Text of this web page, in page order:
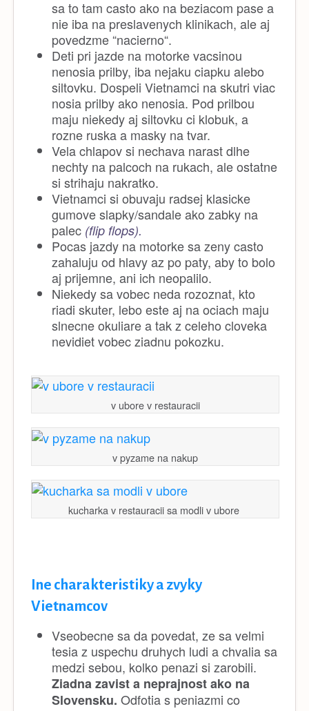
sa to tam casto ako na beziacom pase a
nie iba na preslavenych klinikach, ale aj
povedzme “nacierno“.
Deti pri jazde na motorke vacsinou
nenosia prilby, iba nejaku ciapku alebo
siltovku. Dospeli Vietnamci na skutri viac
nosia prilby ako nenosia. Pod prilbou
maju niekedy aj siltovku ci klobuk, a
rozne ruska a masky na tvar.
Vela chlapov si nechava narast dlhe
nechty na palcoch na rukach, ale ostatne
si strihaju nakratko.
Vietnamci si obuvaju radsej klasicke
gumove slapky/sandale ako zabky na
palec (flip flops).
Pocas jazdy na motorke sa zeny casto
zahaluju od hlavy az po paty, aby to bolo
aj prijemne, ani ich neopalilo.
Niekedy sa vobec neda rozoznat, kto
riadi skuter, lebo este aj na ociach maju
slnecne okuliare a tak z celeho cloveka
nevidiet vobec ziadnu pokozku.
v ubore v restauracii
v pyzame na nakup
kucharka v restauracii sa modli v ubore
Ine charakteristiky a zvyky
Vietnamcov
Vseobecne sa da povedat, ze sa velmi
tesia z uspechu druhych ludi a chvalia sa
medzi sebou, kolko penazi si zarobili.
Ziadna zavist a neprajnost ako na
Slovensku. Odfotia s peniazmi co